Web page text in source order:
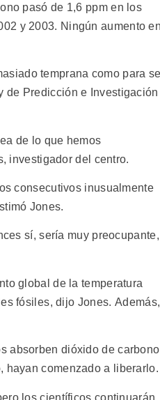
pasó de 1,6 ppm en los
y 2003. Ningún aumento
temprana como para
de Predicción e Investigación
de lo que hemos
investigador del centro.
consecutivos inusualmente
Jones.
sí, sería muy preocupante,
global de la temperatura
fósiles, dijo Jones. Además,
absorben dióxido de carbono
comenzado a liberarlo.
los científicos continuarán